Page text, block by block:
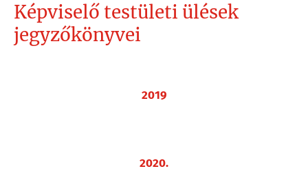
Képviselő testületi ülések
jegyzőkönyvei
2019
2020.